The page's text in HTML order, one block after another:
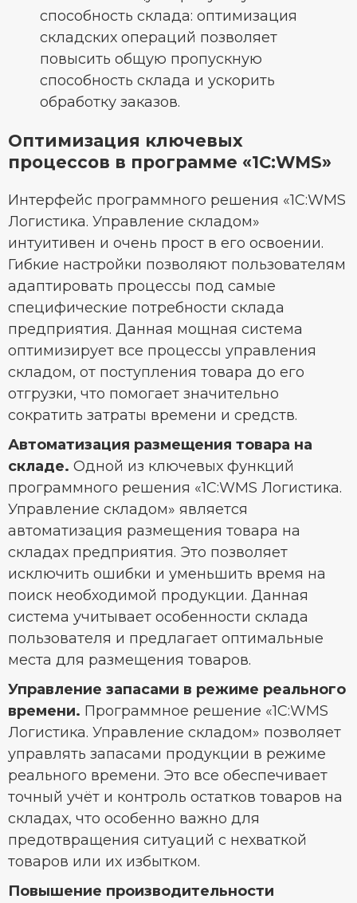
способность склада: оптимизация
складских операций позволяет
повысить общую пропускную
способность склада и ускорить
обработку заказов.
Оптимизация ключевых
процессов в программе «1С:WMS»
Интерфейс программного решения «1С:WMS
Логистика. Управление складом»
интуитивен и очень прост в его освоении.
Гибкие настройки позволяют пользователям
адаптировать процессы под самые
специфические потребности склада
предприятия. Данная мощная система
оптимизирует все процессы управления
складом, от поступления товара до его
отгрузки, что помогает значительно
сократить затраты времени и средств.
Автоматизация размещения товара на
складе. Одной из ключевых функций
программного решения «1С:WMS Логистика.
Управление складом» является
автоматизация размещения товара на
складах предприятия. Это позволяет
исключить ошибки и уменьшить время на
поиск необходимой продукции. Данная
система учитывает особенности склада
пользователя и предлагает оптимальные
места для размещения товаров.
Управление запасами в режиме реального
времени. Программное решение «1С:WMS
Логистика. Управление складом» позволяет
управлять запасами продукции в режиме
реального времени. Это все обеспечивает
точный учёт и контроль остатков товаров на
складах, что особенно важно для
предотвращения ситуаций с нехваткой
товаров или их избытком.
Повышение производительности